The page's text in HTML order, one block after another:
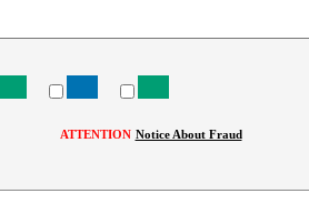
ATTENTION Notice About Fraud